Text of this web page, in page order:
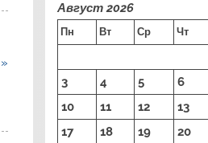
Август 2026
Пн Вт Ср Чт
3
4 5 6
10
11 12 13
17
18 19 20